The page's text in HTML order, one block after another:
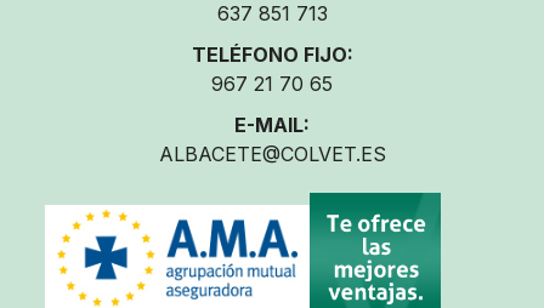
637 851 713
TELÉFONO FIJO:
967 21 70 65
E-MAIL:
ALBACETE@COLVET.ES